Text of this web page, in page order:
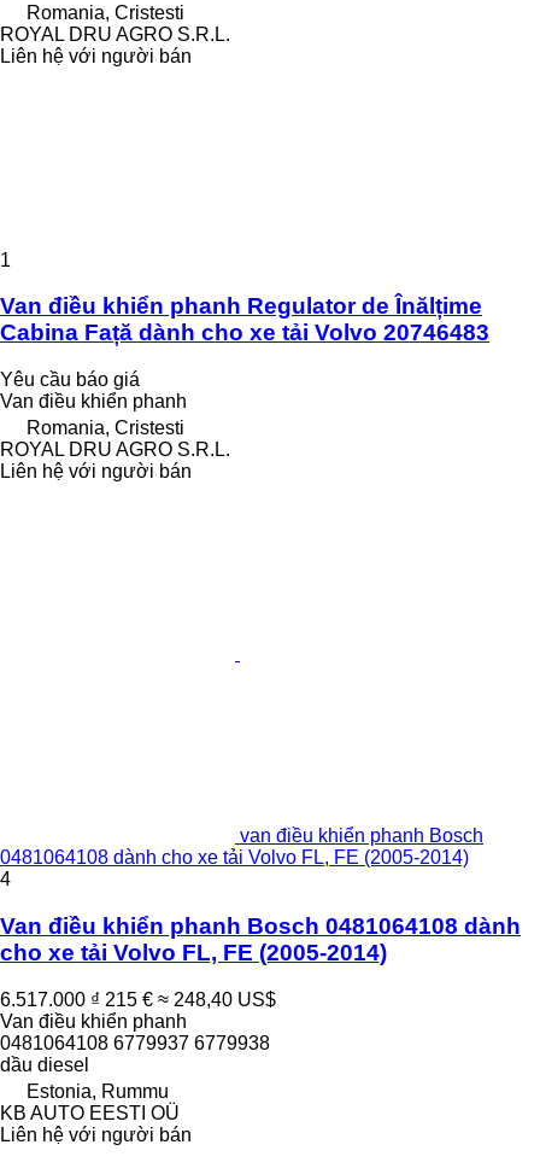
Romania, Cristesti
ROYAL DRU AGRO S.R.L.
Liên hệ với người bán
1
Van điều khiển phanh Regulator de Înălțime
Cabina Față dành cho xe tải Volvo 20746483
Yêu cầu báo giá
Van điều khiển phanh
Romania, Cristesti
ROYAL DRU AGRO S.R.L.
Liên hệ với người bán
van điều khiển phanh Bosch
0481064108 dành cho xe tải Volvo FL, FE (2005-2014)
4
Van điều khiển phanh Bosch 0481064108 dành
cho xe tải Volvo FL, FE (2005-2014)
6.517.000 ₫ 215 € ≈ 248,40 US$
Van điều khiển phanh
0481064108 6779937 6779938
dầu diesel
Estonia, Rummu
KB AUTO EESTI OÜ
Liên hệ với người bán